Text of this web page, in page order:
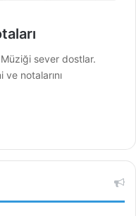
sever dostlar.
notalarını